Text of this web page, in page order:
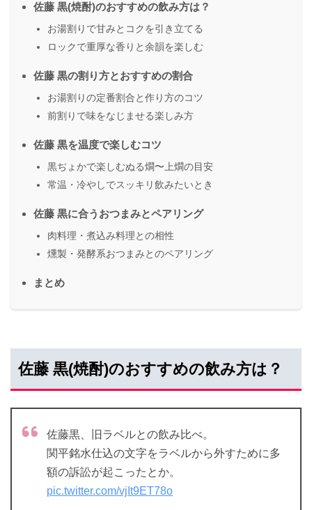
佐藤 黒(焼酎)のおすすめの飲み方は？
お湯割りで甘みとコクを引き立てる
ロックで重厚な香りと余韻を楽しむ
佐藤 黒の割り方とおすすめの割合
お湯割りの定番割合と作り方のコツ
前割りで味をなじませる楽しみ方
佐藤 黒を温度で楽しむコツ
黒ぢょかで楽しむぬる燗〜上燗の目安
常温・冷やしでスッキリ飲みたいとき
佐藤 黒に合うおつまみとペアリング
肉料理・煮込み料理との相性
燻製・発酵系おつまみとのペアリング
まとめ
佐藤 黒(焼酎)のおすすめの飲み方は？
佐藤黒、旧ラベルとの飲み比べ。
関平銘水仕込の文字をラベルから外すために多
額の訴訟が起こったとか。
pic.twitter.com/vjIt9ET78o